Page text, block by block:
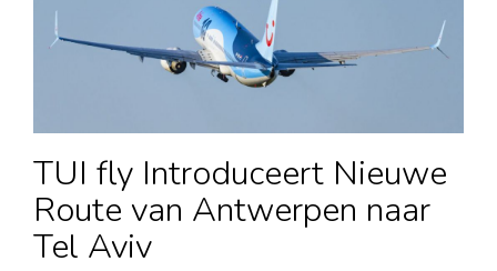
TUI fly Introduceert Nieuwe
Route van Antwerpen naar
Tel Aviv